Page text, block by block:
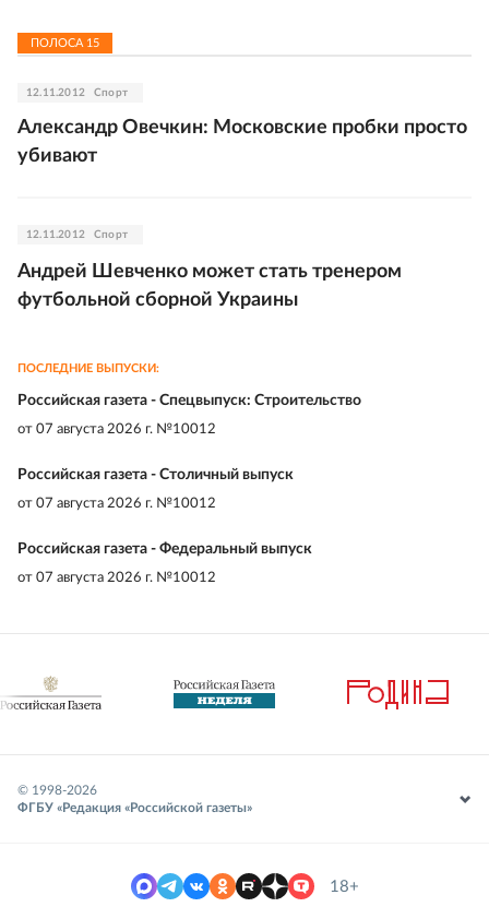
ПОЛОСА 15
12.11.2012 Спорт
Александр Овечкин: Московские пробки просто
убивают
12.11.2012 Спорт
Андрей Шевченко может стать тренером
футбольной сборной Украины
ПОСЛЕДНИЕ ВЫПУСКИ:
Российская газета - Спецвыпуск: Строительство
от 07 августа 2026 г. №10012
Российская газета - Столичный выпуск
от 07 августа 2026 г. №10012
Российская газета - Федеральный выпуск
от 07 августа 2026 г. №10012
© 1998-2026
ФГБУ «Редакция «Российской газеты»
18+